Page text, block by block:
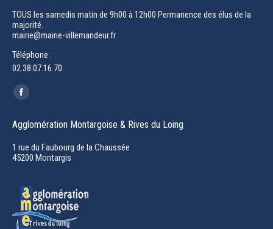
TOUS les samedis matin de 9h00 à 12h00 Permanence des élus de la
majorité.
mairie@mairie-villemandeur.fr
Téléphone :
02.38.07.16.70
Trouvez nous sur :
Facebook
opens
in
new
Agglomération Montargoise & Rives du Loing
1 rue du Faubourg de la Chaussée
45200 Montargis